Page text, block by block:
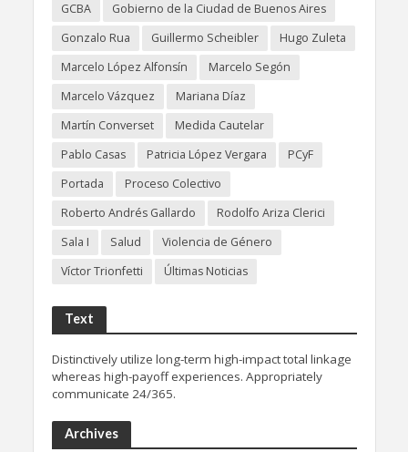
GCBA
Gobierno de la Ciudad de Buenos Aires
Gonzalo Rua
Guillermo Scheibler
Hugo Zuleta
Marcelo López Alfonsín
Marcelo Segón
Marcelo Vázquez
Mariana Díaz
Martín Converset
Medida Cautelar
Pablo Casas
Patricia López Vergara
PCyF
Portada
Proceso Colectivo
Roberto Andrés Gallardo
Rodolfo Ariza Clerici
Sala I
Salud
Violencia de Género
Víctor Trionfetti
Últimas Noticias
Text
Distinctively utilize long-term high-impact total linkage
whereas high-payoff experiences. Appropriately
communicate 24/365.
Archives